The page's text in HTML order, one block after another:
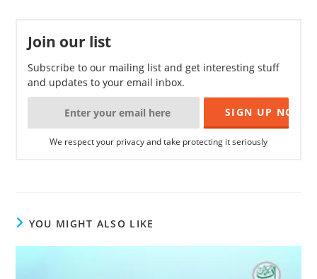
Join our list
Subscribe to our mailing list and get interesting stuff
and updates to your email inbox.
We respect your privacy and take protecting it seriously
YOU MIGHT ALSO LIKE